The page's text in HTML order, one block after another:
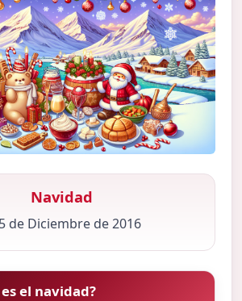
Navidad
de Diciembre de 2016
el navidad?